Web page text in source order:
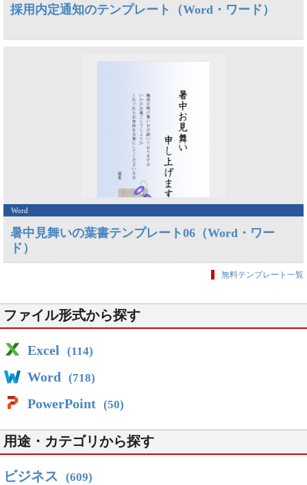
採用内定通知のテンプレート（Word・ワード）
Word
暑中見舞いの葉書テンプレート06（Word・ワー
ド）
無料テンプレート一覧
ファイル形式から探す
Excel (114)
Word (718)
PowerPoint (50)
用途・カテゴリから探す
ビジネス (609)